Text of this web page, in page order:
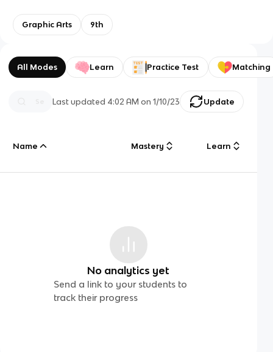
Graphic Arts 9th
All Modes Learn Practice Test Matching
Last updated 4:02 AM on 1/10/23 Update
Name Mastery Learn
No analytics yet
Send a link to your students to
track their progress